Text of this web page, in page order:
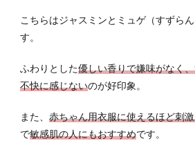
こちらはジャスミンとミュゲ（すずら
す。
ふわりとした優しい香りで嫌味がなく
不快に感じないのが好印象。
また、 赤ちゃん用衣服に使えるほど刺
で敏感肌の人にもおすすめです。